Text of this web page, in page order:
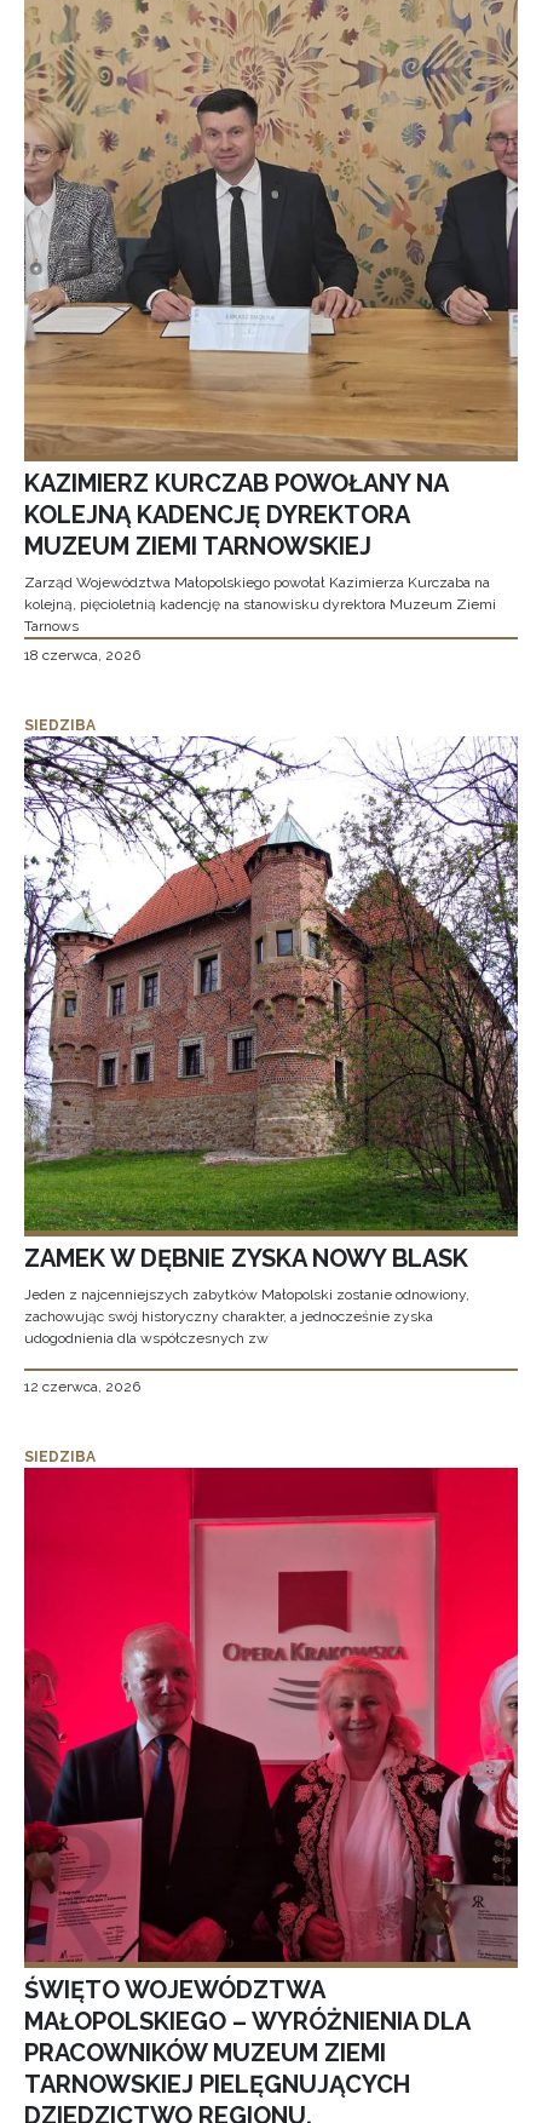
KAZIMIERZ KURCZAB POWOŁANY NA
KOLEJNĄ KADENCJĘ DYREKTORA
MUZEUM ZIEMI TARNOWSKIEJ
Zarząd Województwa Małopolskiego powołał Kazimierza Kurczaba na
kolejną, pięcioletnią kadencję na stanowisku dyrektora Muzeum Ziemi
Tarnows
18 czerwca, 2026
SIEDZIBA
ZAMEK W DĘBNIE ZYSKA NOWY BLASK
Jeden z najcenniejszych zabytków Małopolski zostanie odnowiony,
zachowując swój historyczny charakter, a jednocześnie zyska
udogodnienia dla współczesnych zw
12 czerwca, 2026
SIEDZIBA
ŚWIĘTO WOJEWÓDZTWA
MAŁOPOLSKIEGO – WYRÓŻNIENIA DLA
PRACOWNIKÓW MUZEUM ZIEMI
TARNOWSKIEJ PIELĘGNUJĄCYCH
DZIEDZICTWO REGIONU.